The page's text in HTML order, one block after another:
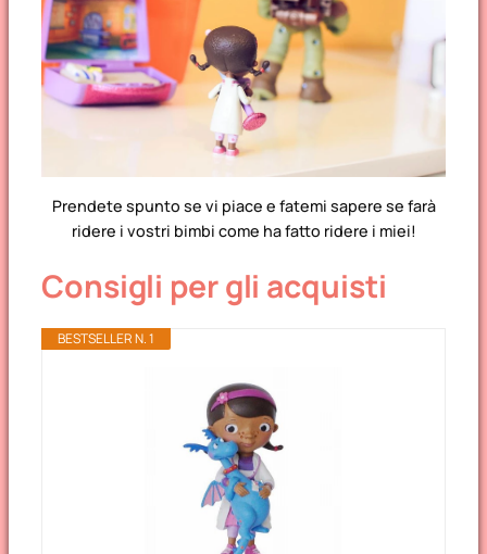
Prendete spunto se vi piace e fatemi sapere se farà
ridere i vostri bimbi come ha fatto ridere i miei!
Consigli per gli acquisti
BESTSELLER N. 1